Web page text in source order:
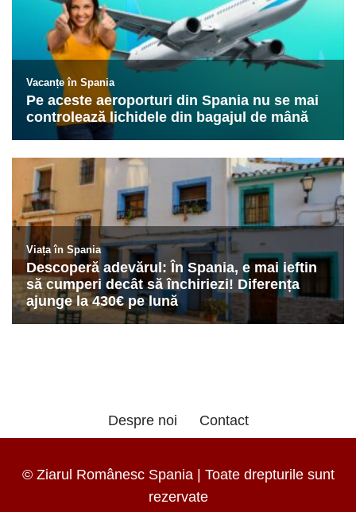
Despre noi Contact
© Ziarul Românesc Spania | Toate drepturile sunt
rezervate